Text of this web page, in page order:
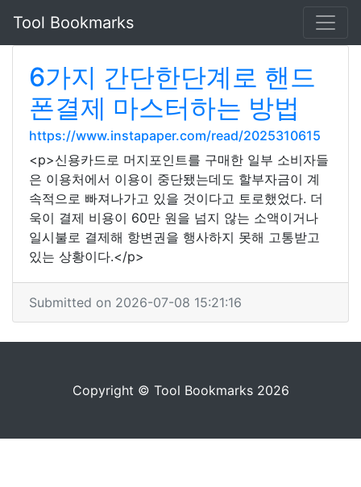
Tool Bookmarks
6가지 간단한단계로 핸드
폰결제 마스터하는 방법
https://www.instapaper.com/read/2025310615
<p>신용카드로 머지포인트를 구매한 일부 소비자들
은 이용처에서 이용이 중단됐는데도 할부자금이 계
속적으로 빠져나가고 있을 것이다고 토로했었다. 더
욱이 결제 비용이 60만 원을 넘지 않는 소액이거나
일시불로 결제해 항변권을 행사하지 못해 고통받고
있는 상황이다.</p>
Submitted on 2026-07-08 15:21:16
Copyright © Tool Bookmarks 2026